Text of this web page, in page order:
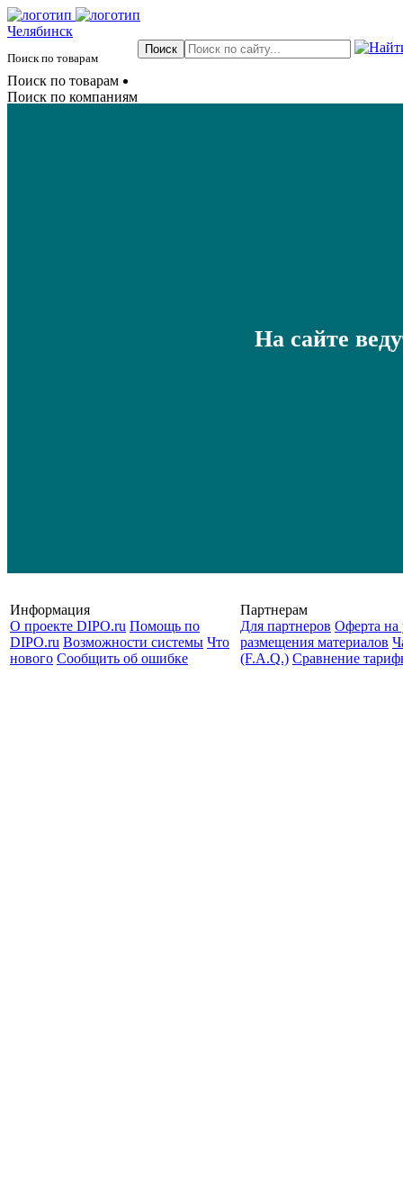
Челябинск
Поиск по товарам
Поиск по товарам
Поиск по компаниям
На сайте
Информация
О проекте DIPO.ru Помощь по
DIPO.ru Возможности системы Что
нового Сообщить об ошибке
Партнерам
Для партнеров Оферта на
размещения материалов
(F.A.Q.) Cравнение